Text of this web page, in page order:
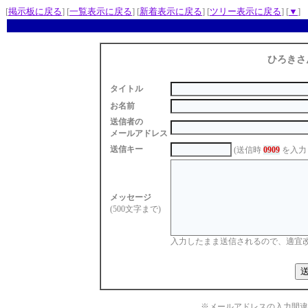
[掲示板に戻る] [一覧表示に戻る] [新着表示に戻る] [ツリー表示に戻る] [▼ ]
ひろきさ
タイトル
お名前
送信者の
メールアドレス
送信キー
(送信時 0909を入力
メッセージ
(500文字まで)
入力したまま送信されるので、適宜